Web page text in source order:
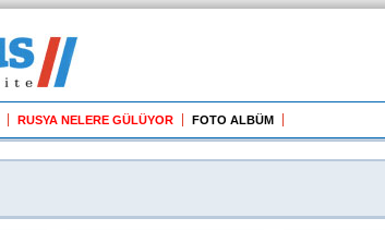
RUSYA NELERE GÜLÜYOR FOTO ALBÜM